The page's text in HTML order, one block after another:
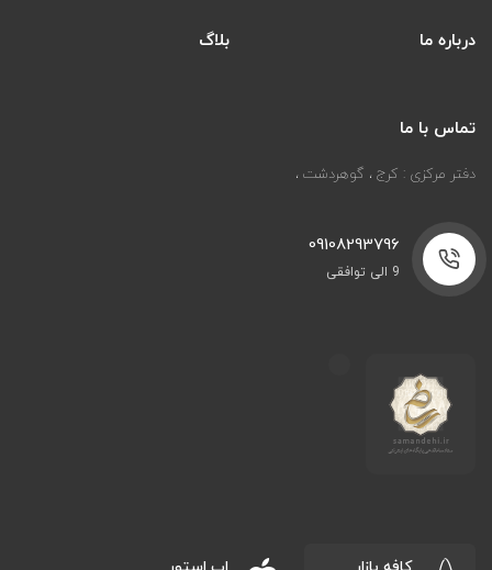
درباره ما بلاگ
تماس با ما
دفتر مرکزی : کرج ، گوهردشت ،
09108293796
9 الی توافقی